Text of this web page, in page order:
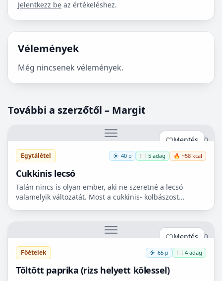
Jelentkezz be az értékeléshez.
Vélemények
Még nincsenek vélemények.
További a szerzőtől – Margit
Mentés 0
Egytálétel 40 p 🍽️ 5 adag 🔥 ~58 kcal
Cukkinis lecsó
Talán nincs is olyan ember, aki ne szeretné a lecsó
valamelyik változatát. Most a cukkinis- kolbászost
Mentés 0
Főételek 65 p 🍽️ 4 adag
Töltött paprika (rizs helyett kölessel)